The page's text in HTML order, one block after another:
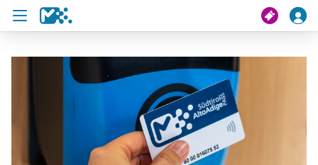
Crissa
Chertes de viac